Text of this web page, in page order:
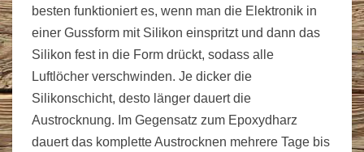
besten funktioniert es, wenn man die Elektronik in
einer Gussform mit Silikon einspritzt und dann das
Silikon fest in die Form drückt, sodass alle
Luftlöcher verschwinden. Je dicker die
Silikonschicht, desto länger dauert die
Austrocknung. Im Gegensatz zum Epoxydharz
dauert das komplette Austrocknen mehrere Tage bis